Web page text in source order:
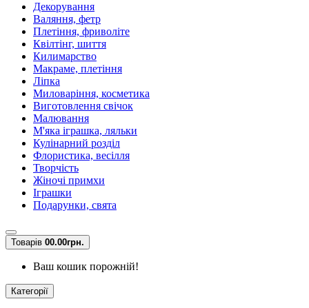
Декорування
Валяння, фетр
Плетіння, фриволіте
Квілтінг, шиття
Килимарство
Макраме, плетіння
Ліпка
Миловаріння, косметика
Виготовлення свічок
Малювання
М'яка іграшка, ляльки
Кулінарний розділ
Флористика, весілля
Творчість
Жіночі примхи
Іграшки
Подарунки, свята
Товарів 00.00грн.
Ваш кошик порожній!
Категорії